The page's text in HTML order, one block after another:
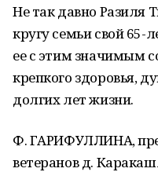
Не так давно Разиля
кругу семьи свой
ее с этим значимым
крепкого здоровья,
долгих лет жизни.
Ф. ГАРИФУЛЛИНА,
ветеранов д.